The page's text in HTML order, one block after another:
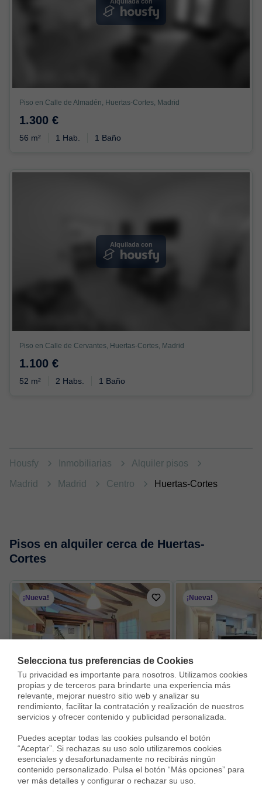
Selecciona tus preferencias de Cookies
Tu privacidad es importante para nosotros. Utilizamos cookies
propias y de terceros para brindarte una experiencia más
relevante, mejorar nuestro sitio web y analizar su
rendimiento, facilitar la contratación y realización de nuestros
servicios y ofrecer contenido y publicidad personalizada.
Puedes aceptar todas las cookies pulsando el botón
“Aceptar”. Si rechazas su uso solo utilizaremos cookies
esenciales y desafortunadamente no recibirás ningún
contenido personalizado. Pulsa el botón “Más opciones” para
ver más detalles y configurar o rechazar su uso.
Piso en Calle de Almadén, Huertas-Cortes, Madrid
1.300 €
56 m² 1 Hab. 1 Baño
Alquilada con
Piso en Calle de Cervantes, Huertas-Cortes, Madrid
1.100 €
52 m² 2 Habs. 1 Baño
Housfy Inmobiliarias Alquiler pisos
Madrid Madrid Centro Huertas-Cortes
Pisos en alquiler cerca de Huertas-
Cortes
¡Nueva!
Piso en Calle de Buenavista, Lavapiés-Embajadores, Madrid
760 €
16 m² 1 Hab. 1 Baño
¡Nueva!
1.650 €
65 m²